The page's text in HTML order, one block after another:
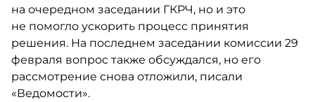
на очередном заседании ГКРЧ, но и это
не помогло ускорить процесс принятия
решения. На последнем заседании комиссии 29
февраля вопрос также обсуждался, но его
рассмотрение снова отложили, писали
«Ведомости».